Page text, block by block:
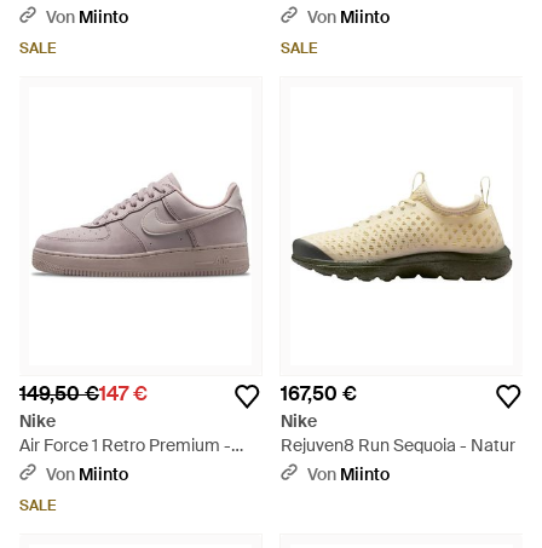
Von Miinto
SALE
Von Miinto
SALE
149,50 €147 €
Nike
Air Force 1 Retro Premium -
GrauVon Miinto
SALE
167,50 €
Nike
Rejuven8 Run Sequoia - Natur
Von Miinto